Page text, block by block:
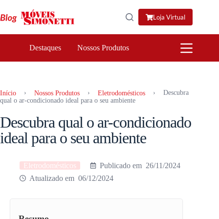
para
o
Loja Virtual
Destaques Nossos Produtos
Início › Nossos Produtos › Eletrodomésticos ›
Descubra
qual o ar-condicionado ideal para o seu ambiente
Descubra qual o ar-condicionado
ideal para o seu ambiente
Eletrodomésticos
26/11/2024
06/12/2024